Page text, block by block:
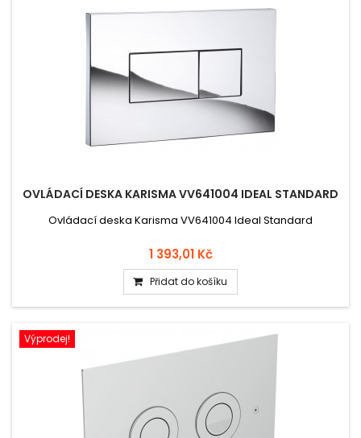
OVLÁDACÍ DESKA KARISMA VV641004 IDEAL STANDARD
Ovládací deska Karisma VV641004 Ideal Standard
1 393,01 Kč
Přidat do košíku
Výprodej!